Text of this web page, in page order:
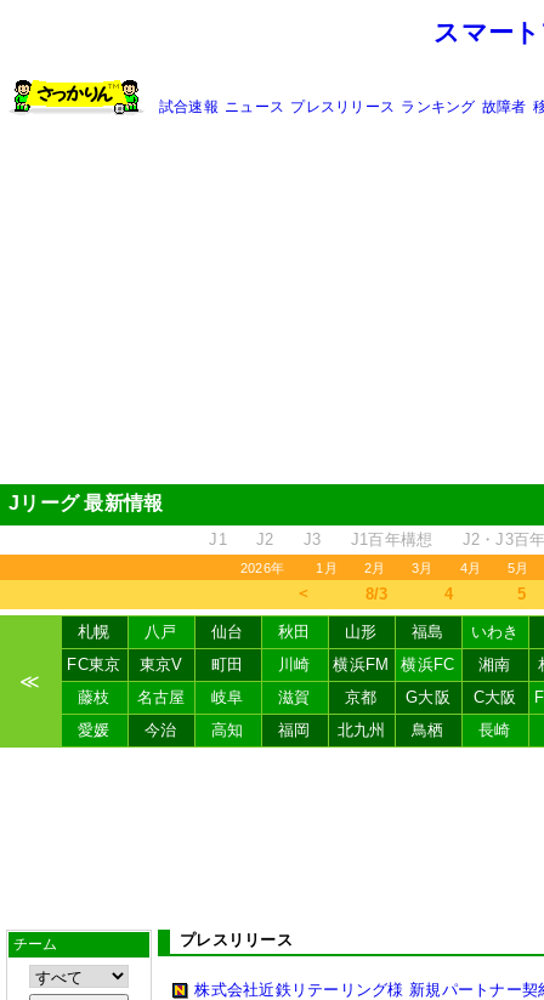
スマー
試合速報 ニュース プレスリリース ランキング 故障者
Jリーグ 最新情報
J1 J2 J3 J1百年構想 J2・J3百
2026年 1月 2月 3月 4月 5月
＜ 8/3 4 5
≪
札幌 八戸 仙台 秋田 山形 福島
いわき
FC東京
東京V 町田 川崎 横浜FM 横浜FC 湘南
藤枝
名古屋 岐阜 滋賀 京都 G大阪 C大阪
愛媛
今治 高知 福岡 北九州 鳥栖 長崎
チーム プレスリリース
株式会社近鉄リテーリング様 新規パートナー